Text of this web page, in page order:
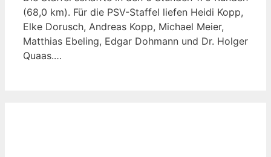
(68,0 km). Für die PSV-Staffel liefen Heidi Kopp,
Elke Dorusch, Andreas Kopp, Michael Meier,
Matthias Ebeling, Edgar Dohmann und Dr. Holger
Quaas.…